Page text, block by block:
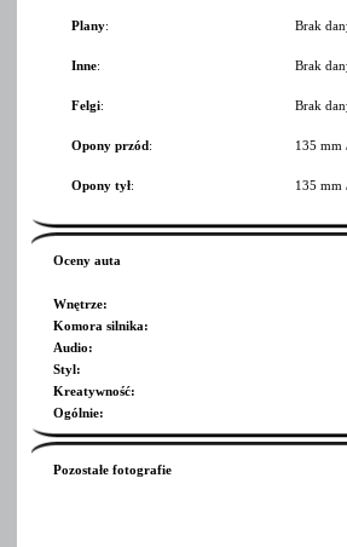
Plany: Brak
Inne: Brak
Felgi: Brak
Opony przód: 135 mm
Opony tył: 135 mm
Oceny auta
Wnętrze:
Komora silnika:
Audio:
Styl:
Kreatywność:
Ogólnie:
Pozostałe fotografie